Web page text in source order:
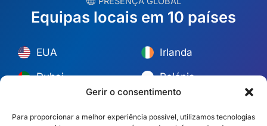
Gerir o consentimento
Para proporcionar a melhor experiência possível, utilizamos tecnologias
Equipas locais em 10 países
EUA
Dubai
Irlanda
Polónia